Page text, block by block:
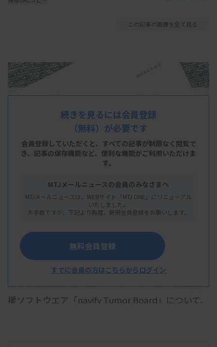
この記事の画像を全て見る
ロシュ・ダイアグノスティックスは6月19日、が
んゲノム医療のエキスパートパネル（EP）運用支
援ソフトウエア「navify Tumor Board」について、
続きを見るには会員登録
（無料）が必要です
会員登録していただくと、すべての記事が制限なく閲覧で
き、 記事の保存機能など、便利な機能がご利用いただけま
す。
MTJメールニュースの会員のみなさまへ
MTJメールニュースは、WEBサイト「MTJ ONE」にリニューアル
いたしました。
お手数ですが、下記より再度、新規会員登録をお願いします。
無料会員登録
すでに会員の方はこちらからログイン